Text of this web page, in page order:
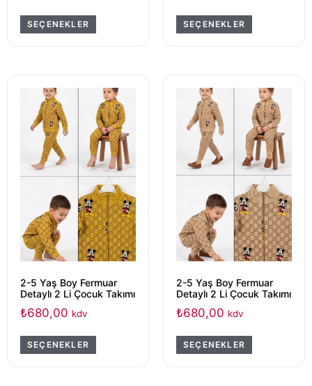
SEÇENEKLER SEÇENEKLER
2-5 Yaş Boy Fermuar
Detaylı 2 Li Çocuk Takımı
₺680,00 kdv
SEÇENEKLER
2-5 Yaş Boy Fermuar
Detaylı 2 Li Çocuk Takımı
₺680,00 kdv
SEÇENEKLER